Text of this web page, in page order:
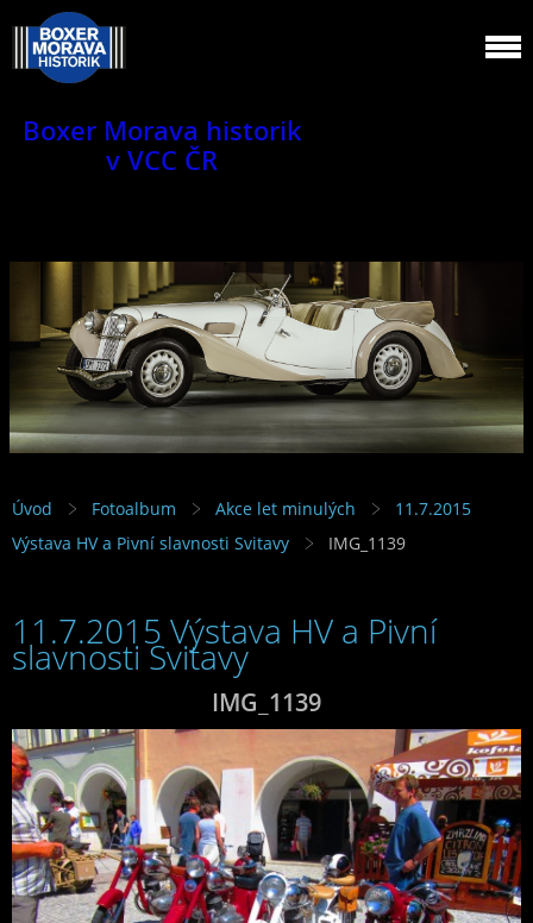
Boxer Morava historik
v VCC ČR
Jsme klub veteránů.
Úvod Fotoalbum Akce let minulých
11.7.2015
Výstava HV a Pivní slavnosti Svitavy
IMG_1139
11.7.2015 Výstava HV a Pivní
slavnosti Svitavy
IMG_1139